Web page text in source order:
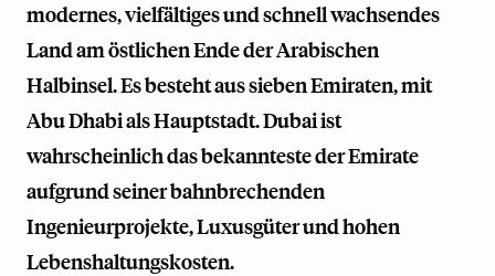
modernes, vielfältiges und schnell wachsendes
Land am östlichen Ende der Arabischen
Halbinsel. Es besteht aus sieben Emiraten, mit
Abu Dhabi als Hauptstadt. Dubai ist
wahrscheinlich das bekannteste der Emirate
aufgrund seiner bahnbrechenden
Ingenieurprojekte, Luxusgüter und hohen
Lebenshaltungskosten.